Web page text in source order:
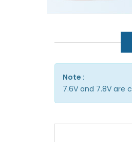
Note :
7.6V and 7.8V are